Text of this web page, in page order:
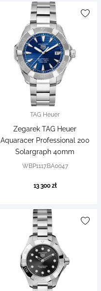
TAG Heuer
Zegarek TAG Heuer
Aquaracer Professional 200
Solargraph 40mm
WBP1117.BA0047
13 300 zł